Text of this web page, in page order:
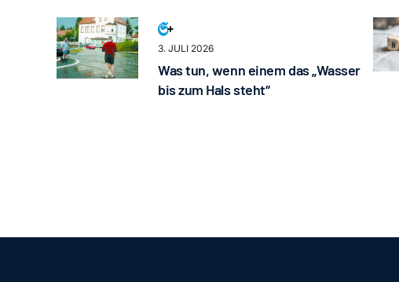
3. JULI 2026
Was tun, wenn einem das „Wasser
bis zum Hals steht“